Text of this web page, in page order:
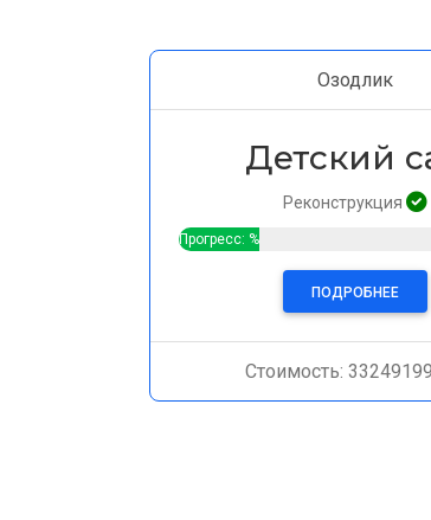
Озодлик
Детский
Реконструкция
Прогресс: %
ПОДРОБНЕЕ
Стоимость: